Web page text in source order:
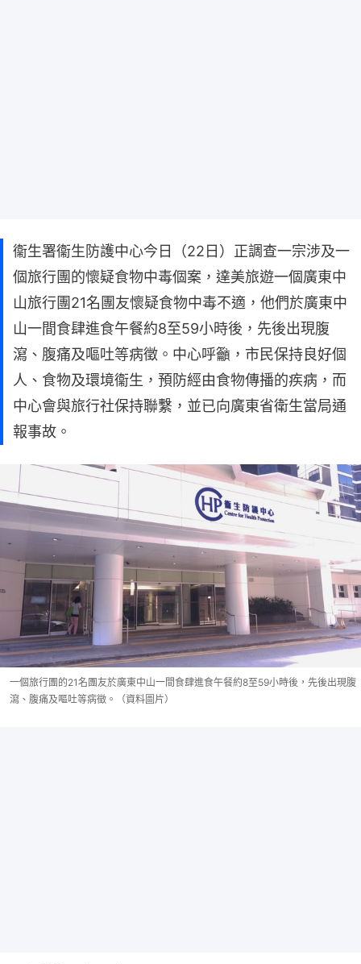
衞生署衞生防護中心今日（22日）正調查一宗涉及一
個旅行團的懷疑食物中毒個案，達美旅遊一個廣東中
山旅行團21名團友懷疑食物中毒不適，他們於廣東中
山一間食肆進食午餐約8至59小時後，先後出現腹
瀉、腹痛及嘔吐等病徵。中心呼籲，市民保持良好個
人、食物及環境衞生，預防經由食物傳播的疾病，而
中心會與旅行社保持聯繫，並已向廣東省衛生當局通
報事故。
一個旅行團的21名團友於廣東中山一間食肆進食午餐約8至59小時後，先後出現腹
瀉、腹痛及嘔吐等病徵。（資料圖片）